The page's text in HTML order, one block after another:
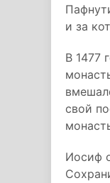
и за
В 1477
свой
Иосиф